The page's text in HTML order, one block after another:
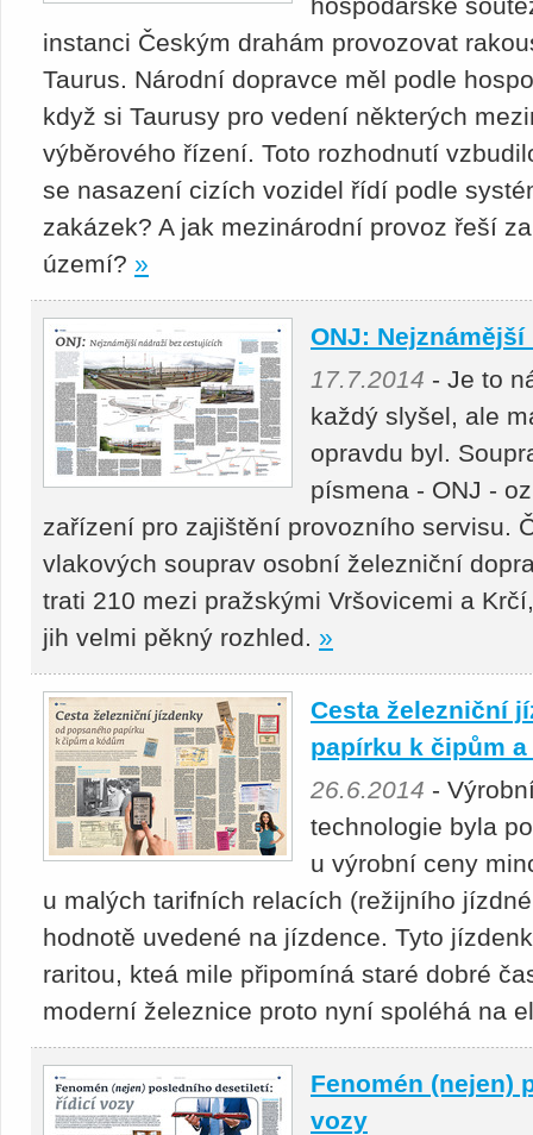
instanci Českým drahám provozovat
Taurus. Národní dopravce měl podle
když si Taurusy pro vedení některých
výběrového řízení. Toto rozhodnutí
se nasazení cizích vozidel řídí podle
zakázek? A jak mezinárodní provoz řeší
území? »
ONJ:
17.7.2014 - Je to
každý slyšel, ale
opravdu byl.
písmena - ONJ -
zařízení pro zajištění provozního servisu.
vlakových souprav osobní železniční
trati 210 mezi pražskými Vršovicemi a
jih velmi pěkný rozhled. »
Cesta železniční
papírku k čipům
26.6.2014 -
technologie byla
u výrobní ceny
u malých tarifních relacích (režijního
hodnotě uvedené na jízdence. Tyto
raritou, kteá mile připomíná staré dobré
moderní železnice proto nyní spoléhá na
Fenomén (nejen)
vozy